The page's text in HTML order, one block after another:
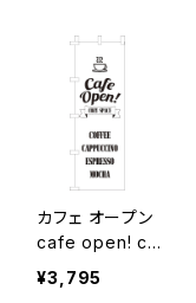
カフェ オープン
cafe open! co
zy space_白
のぼり旗
¥3,795